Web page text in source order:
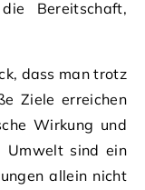
Bereitschaft,
dass man trotz
Ziele erreichen
Wirkung und
Umwelt sind ein
allein nicht